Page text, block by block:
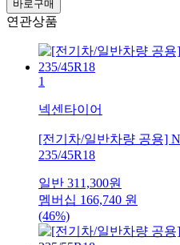
바로구매
연관상품
1
넥센타이어
[전기차/일반차량 공용]
235/45R18
일반 311,300원
멤버십 166,740 원
(46%)